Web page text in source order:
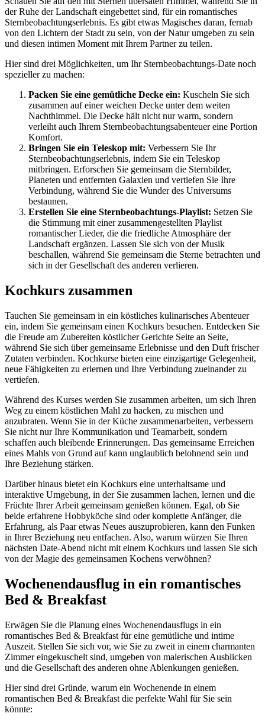
der Ruhe der Landschaft eingebettet sind, für ein romantisches
Sternbeobachtungserlebnis. Es gibt etwas Magisches daran, fernab
von den Lichtern der Stadt zu sein, von der Natur umgeben zu sein
und diesen intimen Moment mit Ihrem Partner zu teilen.
Hier sind drei Möglichkeiten, um Ihr Sternbeobachtungs-Date noch
spezieller zu machen:
Packen Sie eine gemütliche Decke ein: Kuscheln Sie sich
zusammen auf einer weichen Decke unter dem weiten
Nachthimmel. Die Decke hält nicht nur warm, sondern
verleiht auch Ihrem Sternbeobachtungsabenteuer eine Portion
Komfort.
Bringen Sie ein Teleskop mit: Verbessern Sie Ihr
Sternbeobachtungserlebnis, indem Sie ein Teleskop
mitbringen. Erforschen Sie gemeinsam die Sternbilder,
Planeten und entfernten Galaxien und vertiefen Sie Ihre
Verbindung, während Sie die Wunder des Universums
bestaunen.
Erstellen Sie eine Sternbeobachtungs-Playlist: Setzen Sie
die Stimmung mit einer zusammengestellten Playlist
romantischer Lieder, die die friedliche Atmosphäre der
Landschaft ergänzen. Lassen Sie sich von der Musik
beschallen, während Sie gemeinsam die Sterne betrachten und
sich in der Gesellschaft des anderen verlieren.
Kochkurs zusammen
Tauchen Sie gemeinsam in ein köstliches kulinarisches Abenteuer
ein, indem Sie gemeinsam einen Kochkurs besuchen. Entdecken Sie
die Freude am Zubereiten köstlicher Gerichte Seite an Seite,
während Sie sich über gemeinsame Erlebnisse und den Duft frischer
Zutaten verbinden. Kochkurse bieten eine einzigartige Gelegenheit,
neue Fähigkeiten zu erlernen und Ihre Verbindung zueinander zu
vertiefen.
Während des Kurses werden Sie zusammen arbeiten, um sich Ihren
Weg zu einem köstlichen Mahl zu hacken, zu mischen und
anzubraten. Wenn Sie in der Küche zusammenarbeiten, verbessern
Sie nicht nur Ihre Kommunikation und Teamarbeit, sondern
schaffen auch bleibende Erinnerungen. Das gemeinsame Erreichen
eines Mahls von Grund auf kann unglaublich belohnend sein und
Ihre Beziehung stärken.
Darüber hinaus bietet ein Kochkurs eine unterhaltsame und
interaktive Umgebung, in der Sie zusammen lachen, lernen und die
Früchte Ihrer Arbeit gemeinsam genießen können. Egal, ob Sie
beide erfahrene Hobbyköche sind oder komplette Anfänger, die
Erfahrung, als Paar etwas Neues auszuprobieren, kann den Funken
in Ihrer Beziehung neu entfachen. Also, warum würzen Sie Ihren
nächsten Date-Abend nicht mit einem Kochkurs und lassen Sie sich
von der Magie des gemeinsamen Kochens verwöhnen?
Wochenendausflug in ein romantisches
Bed & Breakfast
Erwägen Sie die Planung eines Wochenendausflugs in ein
romantisches Bed & Breakfast für eine gemütliche und intime
Auszeit. Stellen Sie sich vor, wie Sie zu zweit in einem charmanten
Zimmer eingekuschelt sind, umgeben von malerischen Ausblicken
und die Gesellschaft des anderen ohne Ablenkungen genießen.
Hier sind drei Gründe, warum ein Wochenende in einem
romantischen Bed & Breakfast die perfekte Wahl für Sie sein
könnte: